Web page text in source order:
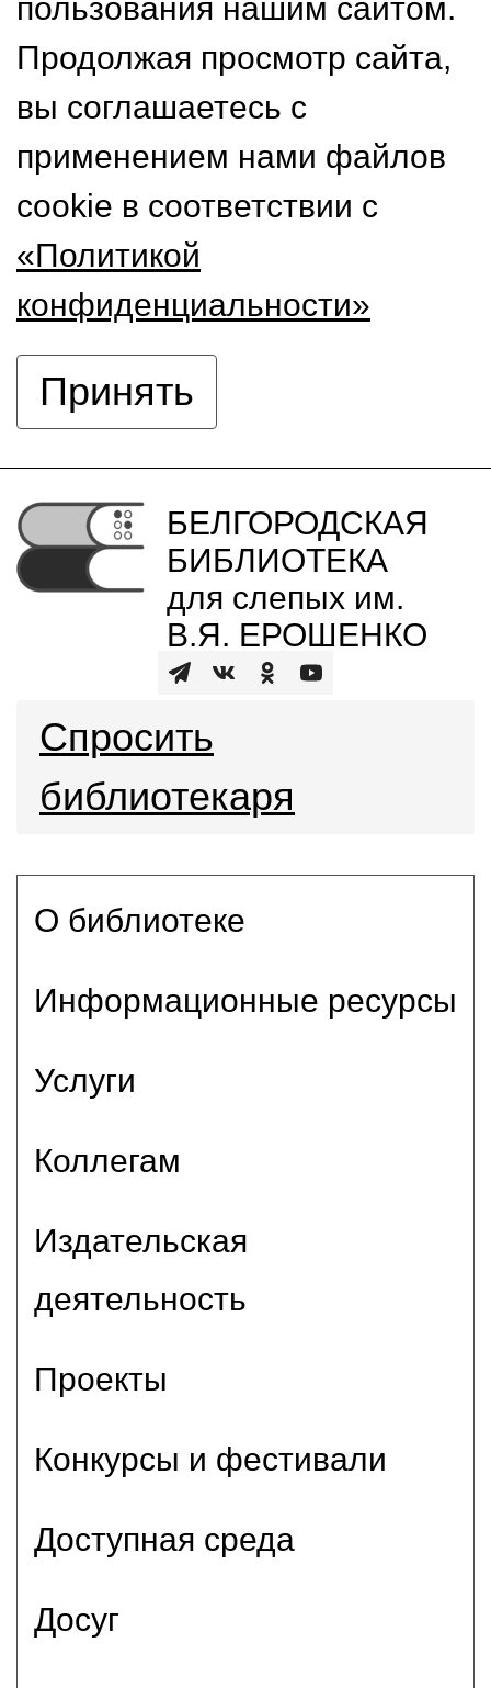
пользования нашим сайтом.
Продолжая просмотр сайта,
вы соглашаетесь с
применением нами файлов
cookie в соответствии с
«Политикой
конфиденциальности»
Принять
БЕЛГОРОДСКАЯ
БИБЛИОТЕКА
для слепых им.
В.Я. ЕРОШЕНКО
Спросить
библиотекаря
О библиотеке
Информационные ресурсы
Услуги
Коллегам
Издательская
деятельность
Проекты
Конкурсы и фестивали
Доступная среда
Досуг